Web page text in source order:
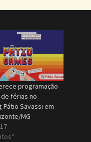
programação
férias no
Pátio Savassi em
MG